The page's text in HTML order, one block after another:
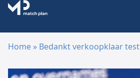
Home » Bedankt verkoopklaar test